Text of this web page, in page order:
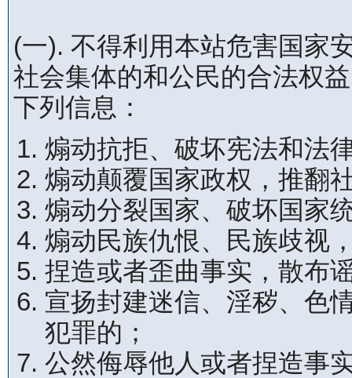
(一). 不得利用本站危害国家
社会集体的和公民的合法权
下列信息：
煽动抗拒、破坏宪法和法
煽动颠覆国家政权，推翻
煽动分裂国家、破坏国家
煽动民族仇恨、民族歧视
捏造或者歪曲事实，散布
宣扬封建迷信、淫秽、色
犯罪的；
公然侮辱他人或者捏造事